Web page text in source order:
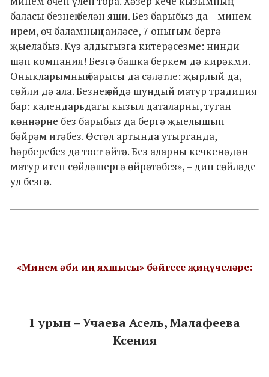
баласы безнең белән яши. Без барыбыз да – минем
ирем, өч баламның гаиләсе, 7 оныгым бергә
җыелабыз. Күз алдыгызга китерәсезме: нинди
шәп компания! Безгә башка беркем дә кирәкми.
Оныкларымның барысы да сәләтле: җырлый да,
сөйли дә ала. Безнең өйдә шундый матур традиция
бар: календарьдагы кызыл даталарны, туган
көннәрне без барыбыз да бергә җыелышып
бәйрәм итәбез. Өстәл артында утырганда,
һәрберебез дә тост әйтә. Без аларны кечкенәдән
матур итеп сөйләшергә өйрәтәбез», – дип сөйләде
ул безгә.
«Минем әби иң яхшысы» бәйгесе җиңүчеләре:
1 урын – Учаева Асель, Малафеева
Ксения